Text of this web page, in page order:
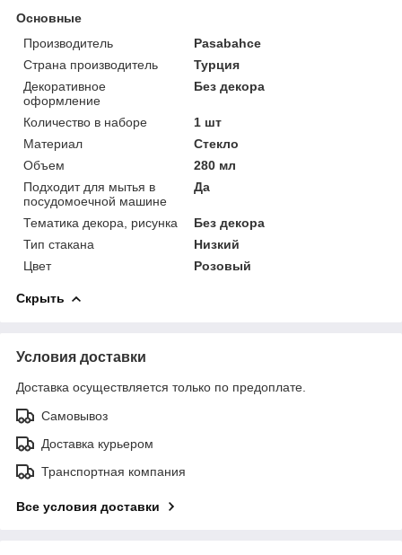
Основные
Производитель
Pasabahce
Страна производитель
Турция
Декоративное
оформление
Без декора
Количество в наборе
1 шт
Материал
Стекло
Объем
280 мл
Подходит для мытья в
посудомоечной машине
Да
Тематика декора, рисунка
Без декора
Тип стакана
Низкий
Цвет
Розовый
Скрыть
Условия доставки
Доставка осуществляется только по предоплате.
Самовывоз
Доставка курьером
Транспортная компания
Все условия доставки